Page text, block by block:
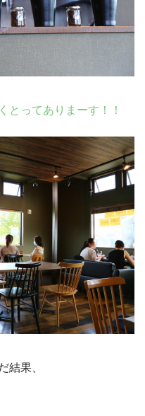
とってありまーす！！
結果、